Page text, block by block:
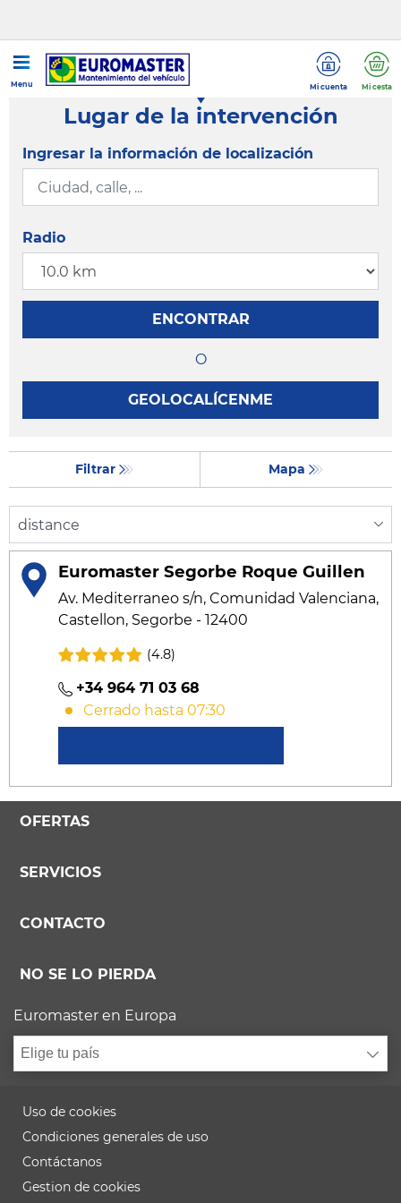
Menu Mi cuenta Mi cesta
Lugar de la intervención
Ingresar la información de localización
Radio
ENCONTRAR
O
GEOLOCALÍCENME
Filtrar Mapa
Euromaster Segorbe Roque Guillen
Av. Mediterraneo s/n, Comunidad Valenciana,
Castellon, Segorbe - 12400
(4.8)
+34 964 71 03 68
Cerrado hasta 07:30
OFERTAS
SERVICIOS
CONTACTO
NO SE LO PIERDA
Euromaster en Europa
Elige tu país
Uso de cookies
Condiciones generales de uso
Contáctanos
Gestion de cookies